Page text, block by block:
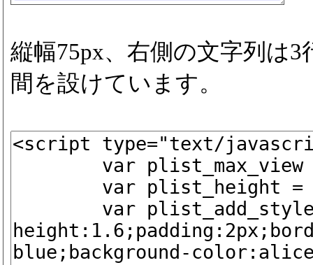
縦幅75px、右側の文字列は
間を設けています。